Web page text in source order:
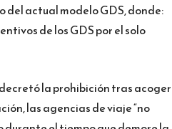
actual modelo GDS, donde:
de los GDS por el solo
la prohibición tras acoger
las agencias de viaje “no